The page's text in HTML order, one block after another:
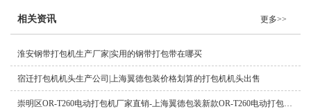
相关资讯 更多>>
淮安钢带打包机生产厂家|实用的钢带打包带在哪买
宿迁打包机机头生产公司|上海翼德包装价格划算的打包机机头出售
崇明区OR-T260电动打包机厂家直销-上海翼德包装新款OR-T260电动打包机出售